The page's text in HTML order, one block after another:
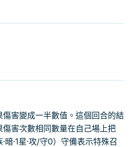
害變成一半數值。這個回合的結
害次數相同數量在自己場上把
暗·1星·攻/守0）守備表示特殊召